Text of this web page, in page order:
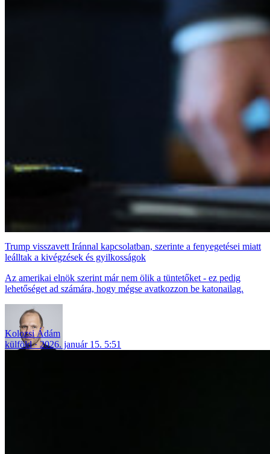
Trump visszavett Iránnal kapcsolatban, szerinte a fenyegetései miatt
leálltak a kivégzések és gyilkosságok
Az amerikai elnök szerint már nem ölik a tüntetőket - ez pedig
lehetőséget ad számára, hogy mégse avatkozzon be katonailag.
Kolozsi Ádám
külföld
2026. január 15. 5:51